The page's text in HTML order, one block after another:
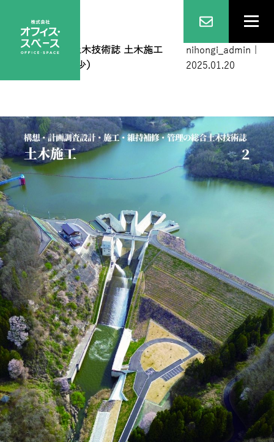
表紙１| ←総合土木技術誌 土木施工
2025年2月号（僅少）
nihongi_admin
2025.01.20